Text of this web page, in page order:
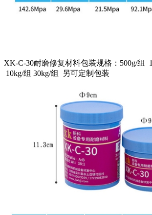
XK-C-30耐磨修复材料包装规格：500g/组
10kg/组 30kg/组 另可定制包装